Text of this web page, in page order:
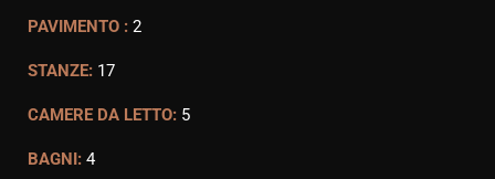
PAVIMENTO : 2
STANZE: 17
CAMERE DA LETTO: 5
BAGNI: 4